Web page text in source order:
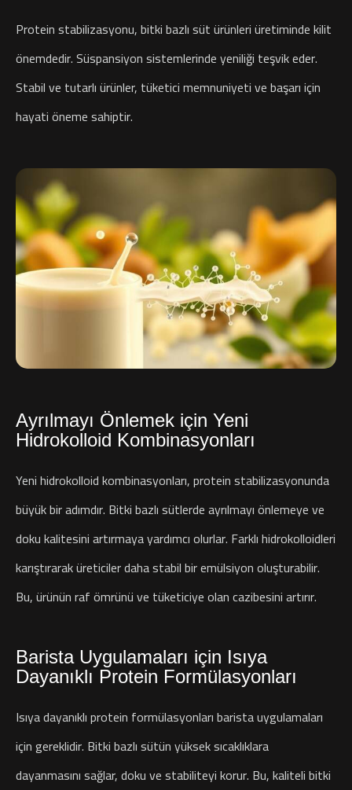
Protein stabilizasyonu, bitki bazlı süt ürünleri üretiminde kilit
önemdedir. Süspansiyon sistemlerinde yeniliği teşvik eder.
Stabil ve tutarlı ürünler, tüketici memnuniyeti ve başarı için
hayati öneme sahiptir.
Ayrılmayı Önlemek için Yeni
Hidrokolloid Kombinasyonları
Yeni hidrokolloid kombinasyonları, protein stabilizasyonunda
büyük bir adımdır. Bitki bazlı sütlerde ayrılmayı önlemeye ve
doku kalitesini artırmaya yardımcı olurlar. Farklı hidrokolloidleri
karıştırarak üreticiler daha stabil bir emülsiyon oluşturabilir.
Bu, ürünün raf ömrünü ve tüketiciye olan cazibesini artırır.
Barista Uygulamaları için Isıya
Dayanıklı Protein Formülasyonları
Isıya dayanıklı protein formülasyonları barista uygulamaları
için gereklidir. Bitki bazlı sütün yüksek sıcaklıklara
dayanmasını sağlar, doku ve stabiliteyi korur. Bu, kaliteli bitki